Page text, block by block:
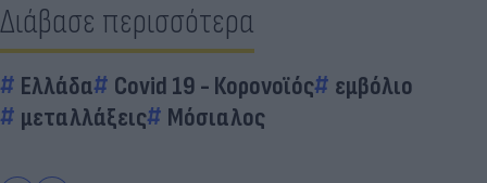
Διάβασε περισσότερα
Ελλάδα Covid 19 - Κορονοϊός
εμβόλιο
μεταλλάξεις
Μόσιαλος